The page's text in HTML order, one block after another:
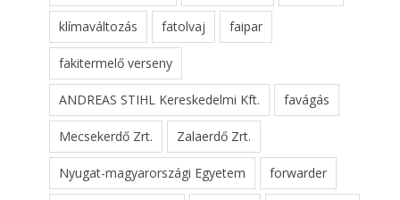
klímaváltozás fatolvaj faipar
fakitermelő verseny
ANDREAS STIHL Kereskedelmi Kft. favágás
Mecsekerdő Zrt. Zalaerdő Zrt.
Nyugat-magyarországi Egyetem forwarder